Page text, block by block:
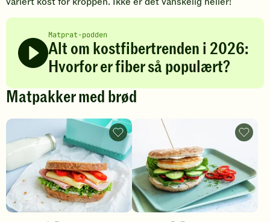
Matprat-podden
Alt om kostfibertrenden i 2026:
Hvorfor er fiber så populært?
Matpakker med brød
Sandwich
med
ost
og
skinke
legg
favoritter
med
-
legg
til